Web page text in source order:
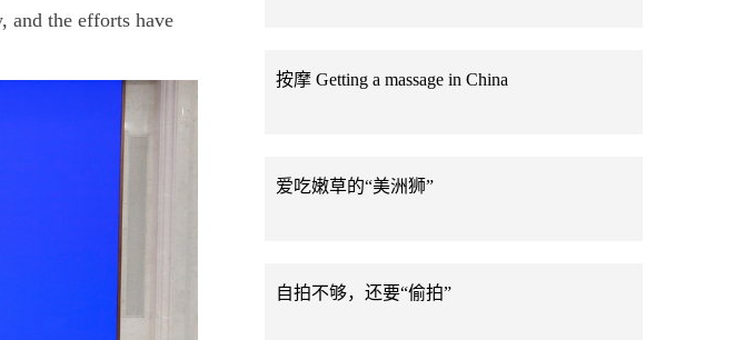
and the efforts have
按摩 Getting a massage in China
爱吃嫩草的“美洲狮”
自拍不够，还要“偷拍”